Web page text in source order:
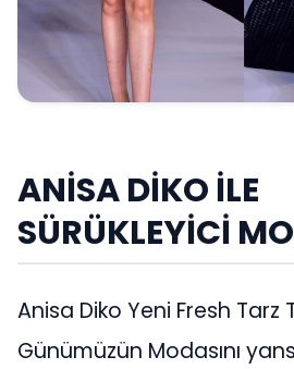
ANİSA DİKO İLE
SÜRÜKLEYİCİ
Anisa Diko Yeni Fresh Tarz
Günümüzün Modasını